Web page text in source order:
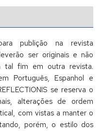
publição na revista
ser originais e não
tal fim em outra revista.
Português, Espanhol e
se reserva o
alterações de ordem
com vistas a manter o
porém, o estilo dos